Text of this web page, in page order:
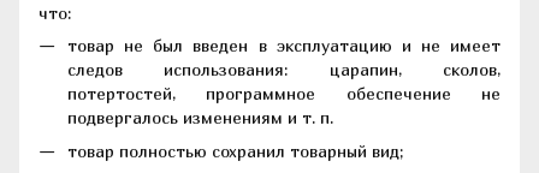
что:
товар не был введен в эксплуатацию и не имеет
следов использования: царапин, сколов,
потертостей, программное обеспечение не
подвергалось изменениям и т. п.
товар полностью сохранил товарный вид;